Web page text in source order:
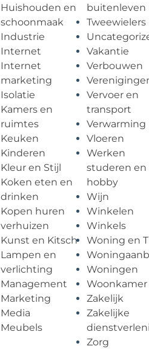
Huishouden en
schoonmaak
Industrie
Internet
Internet
marketing
Isolatie
Kamers en
ruimtes
Keuken
Kinderen
Kleur en Stijl
Koken eten en
drinken
Kopen huren
verhuizen
Kunst en Kitsch
Lampen en
verlichting
Management
Marketing
Media
Meubels
buitenleven
Tweewielers
Vakantie
Verbouwen
Vervoer en
transport
Verwarming
Vloeren
Werken
studeren en
hobby
Wijn
Winkelen
Winkels
Woning en
Woningen
Woonkamer
Zakelijk
Zakelijke
Zorg